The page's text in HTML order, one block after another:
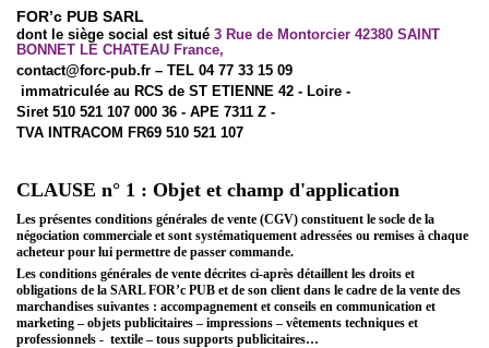
FOR’c PUB SARL
dont le siège social est situé 3 Rue de Montorcier 42380 SAINT
BONNET LE CHATEAU France,
contact@forc-pub.fr – TEL 04 77 33 15 09
immatriculée au RCS de ST ETIENNE 42 - Loire -
Siret 510 521 107 000 36 - APE 7311 Z -
TVA INTRACOM FR69 510 521 107
CLAUSE n° 1 : Objet et champ d'application
Les présentes conditions générales de vente (CGV) constituent le socle de la
négociation commerciale et sont systématiquement adressées ou remises à chaque
acheteur pour lui permettre de passer commande.
Les conditions générales de vente décrites ci-après détaillent les droits et
obligations de la SARL FOR’c PUB et de son client dans le cadre de la vente des
marchandises suivantes : accompagnement et conseils en communication et
marketing – objets publicitaires – impressions – vêtements techniques et
professionnels - textile – tous supports publicitaires…